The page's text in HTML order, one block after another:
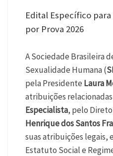
Edital Específico
por Prova 2026
A Sociedade Brasileira
Sexualidade Humana (
pela PresidenteLaura
atribuições relacionadas
Especialista, pelo
Henrique dos Santos
suas atribuições legais,
Estatuto Social e